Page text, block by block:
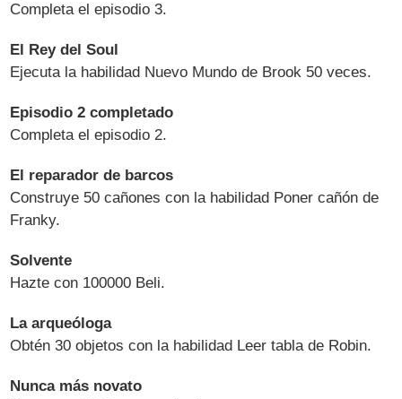
Completa el episodio 3.
El Rey del Soul
Ejecuta la habilidad Nuevo Mundo de Brook 50 veces.
Episodio 2 completado
Completa el episodio 2.
El reparador de barcos
Construye 50 cañones con la habilidad Poner cañón de
Franky.
Solvente
Hazte con 100000 Beli.
La arqueóloga
Obtén 30 objetos con la habilidad Leer tabla de Robin.
Nunca más novato